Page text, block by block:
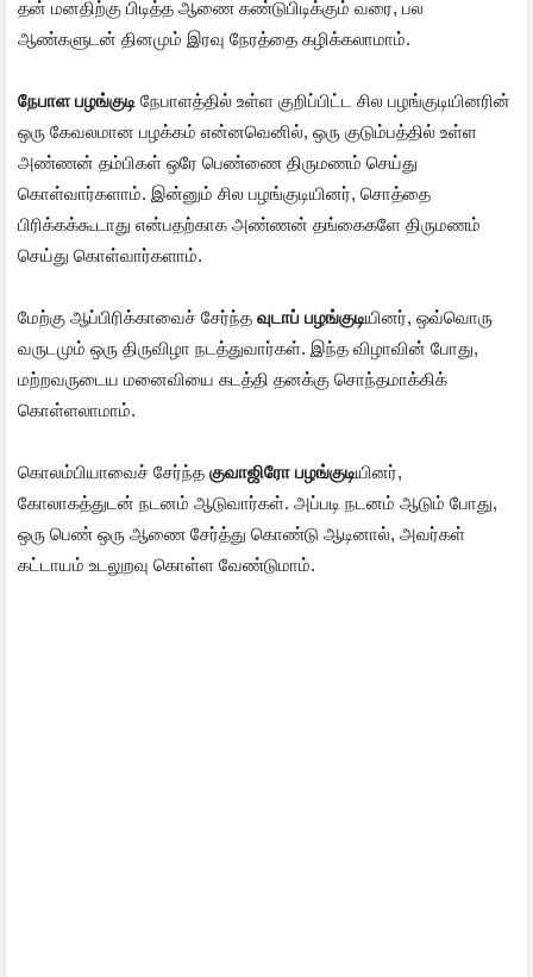
தன் மனதிற்கு பிடித்த ஆணை கண்டுபிடிக்கும் வரை, பல
ஆண்களுடன் தினமும் இரவு நேரத்தை கழிக்கலாமாம்.
நேபாள பழங்குடி நேபாளத்தில் உள்ள குறிப்பிட்ட சில பழங்குடியினரின்
ஒரு கேவலமான பழக்கம் என்னவெனில், ஒரு குடும்பத்தில் உள்ள
அண்ணன் தம்பிகள் ஒரே பெண்ணை திருமணம் செய்து
கொள்வார்களாம். இன்னும் சில பழங்குடியினர், சொத்தை
பிரிக்கக்கூடாது என்பதற்காக அண்ணன் தங்கைகளே திருமணம்
செய்து கொள்வார்களாம்.
மேற்கு ஆப்பிரிக்காவைச் சேர்ந்த வுடாப் பழங்குடியினர், ஒவ்வொரு
வருடமும் ஒரு திருவிழா நடத்துவார்கள். இந்த விழாவின் போது,
மற்றவருடைய மனைவியை கடத்தி தனக்கு சொந்தமாக்கிக்
கொள்ளலாமாம்.
கொலம்பியாவைச் சேர்ந்த குவாஜிரோ பழங்குடியினர்,
கோலாகத்துடன் நடனம் ஆடுவார்கள். அப்படி நடனம் ஆடும் போது,
ஒரு பெண் ஒரு ஆணை சேர்த்து கொண்டு ஆடினால், அவர்கள்
கட்டாயம் உடலுறவு கொள்ள வேண்டுமாம்.